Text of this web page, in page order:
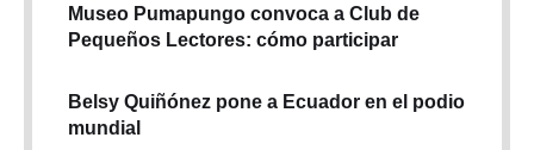
Museo Pumapungo convoca a Club de
Pequeños Lectores: cómo participar
Belsy Quiñónez pone a Ecuador en el podio
mundial